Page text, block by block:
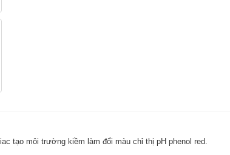
tạo môi trường kiềm làm đổi màu chỉ thị pH phenol red.